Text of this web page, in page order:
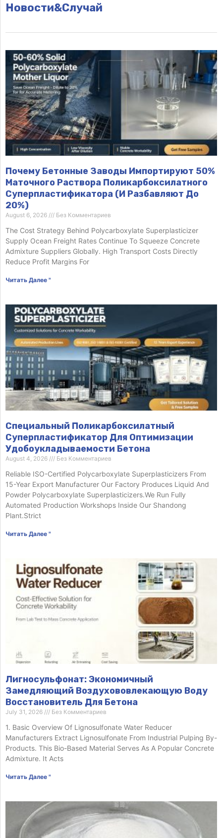
Новости&Случай
Почему Бетонные Заводы Импортируют 50%
Маточного Раствора Поликарбоксилатного
Суперпластификатора (и Разбавляют До
20%)
August 6, 2026 Без Комментариев
The Cost Strategy Behind Polycarboxylate Superplasticizer
Supply Ocean Freight Rates Continue To Squeeze Concrete
Admixture Suppliers Globally. High Transport Costs Directly
Reduce Profit Margins For
Читать Далее "
Специальный Поликарбоксилатный
Суперпластификатор Для Оптимизации
Удобоукладываемости Бетона
August 4, 2026 Без Комментариев
Reliable ISO-Certified Polycarboxylate Superplasticizers From
15-Year Export Manufacturer Our Factory Produces Liquid And
Powder Polycarboxylate Superplasticizers.We Run Fully
Automated Production Workshops Inside Our Shandong
Plant.Strict
Читать Далее "
Лигносульфонат: Экономичный
Замедляющий Воздухововлекающую Воду
Восстановитель Для Бетона
July 31, 2026 Без Комментариев
1. Basic Overview Of Lignosulfonate Water Reducer
Manufacturers Extract Lignosulfonate From Industrial Pulping By-
Products. This Bio-Based Material Serves As A Popular Concrete
Admixture. It Acts
Читать Далее "